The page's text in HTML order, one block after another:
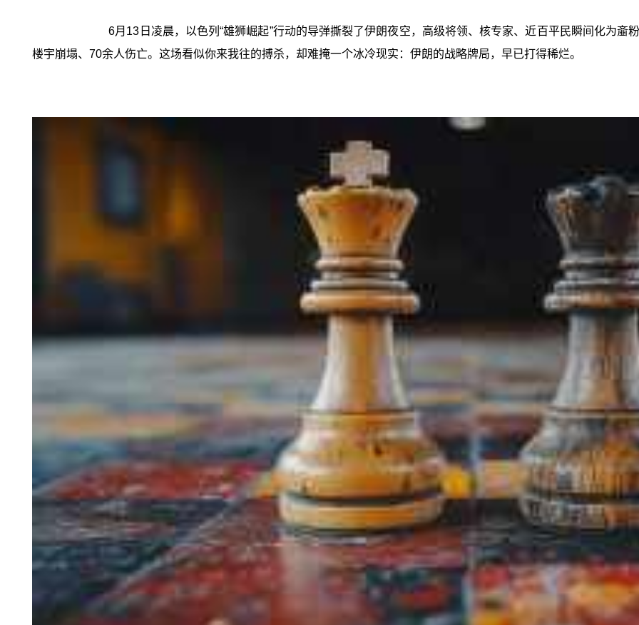
6月13日凌晨，以色列“雄狮崛起”行动的导弹撕裂了伊朗夜空，高级将领、核专家、近百平民瞬间化为
楼宇崩塌、70余人伤亡。这场看似你来我往的搏杀，却难掩一个冰冷现实：伊朗的战略牌局，早已打得稀烂。